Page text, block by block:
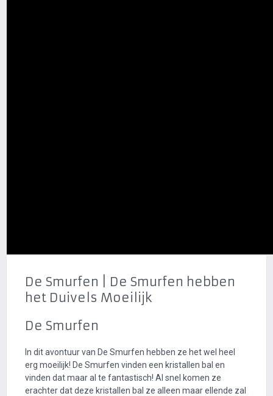
De Smurfen | De Smurfen hebben
het Duivels Moeilijk
De Smurfen
In dit avontuur van De Smurfen hebben ze het wel heel
erg moeilijk! De Smurfen vinden een kristallen bal en
vinden dat maar al te fantastisch! Al snel komen ze
erachter dat deze kristallen bal ze alleen maar ellende zal